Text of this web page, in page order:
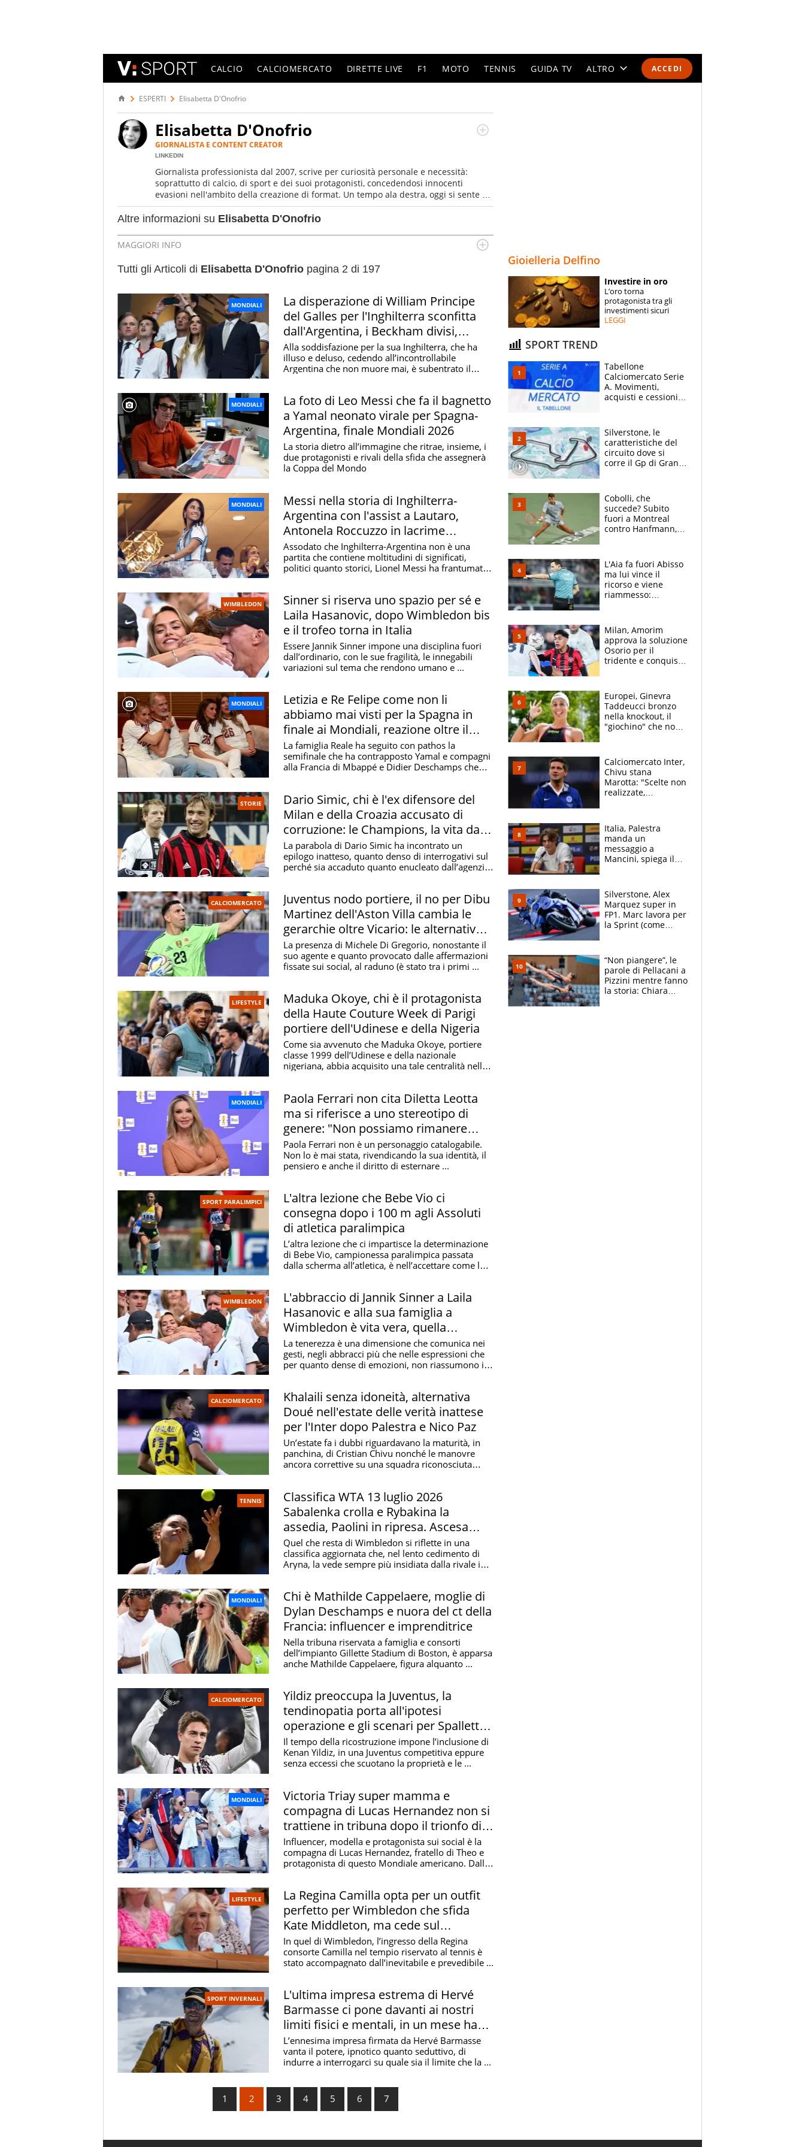
ACCEDI
CALCIO CALCIOMERCATO DIRETTE LIVE F1 MOTO TENNIS GUIDA TV ALTRO
SPECIALI
ESPERTI
ESPERTI Elisabetta D'Onofrio
Elisabetta D'Onofrio
GIORNALISTA E CONTENT CREATOR
LINKEDIN
Giornalista professionista dal 2007, scrive per curiosità personale e necessità:
soprattutto di calcio, di sport e dei suoi protagonisti, concedendosi innocenti
evasioni nell'ambito della creazione di format. Un tempo ala destra, oggi si sente a
suo agio nel ruolo di libero. Cura una classifica riservata dei migliori 5 calciatori di
sempre.
Altre informazioni su Elisabetta D'Onofrio
MAGGIORI INFO
Data di nascita:28-05-1976
Tutti gli Articoli di Elisabetta D'Onofrio pagina 2 di 197
MONDIALI
La disperazione di William Principe
del Galles per l'Inghilterra sconfitta
dall'Argentina, i Beckham divisi,
felicità Felipe
Alla soddisfazione per la sua Inghilterra, che ha
illuso e deluso, cedendo all’incontrollabile
Argentina che non muore mai, è subentrato il
MONDIALI
La foto di Leo Messi che fa il bagnetto
a Yamal neonato virale per Spagna-
Argentina, finale Mondiali 2026
La storia dietro all’immagine che ritrae, insieme, i
due protagonisti e rivali della sfida che assegnerà
la Coppa del Mondo
MONDIALI
Messi nella storia di Inghilterra-
Argentina con l'assist a Lautaro,
Antonela Roccuzzo in lacrime
nell'ultimo Mondiale (forse)
Assodato che Inghilterra-Argentina non è una
partita che contiene moltitudini di significati,
politici quanto storici, Lionel Messi ha frantumato
WIMBLEDON
Sinner si riserva uno spazio per sé e
Laila Hasanovic, dopo Wimbledon bis
e il trofeo torna in Italia
Essere Jannik Sinner impone una disciplina fuori
dall’ordinario, con le sue fragilità, le innegabili
variazioni sul tema che rendono umano e ...
MONDIALI
Letizia e Re Felipe come non li
abbiamo mai visti per la Spagna in
finale ai Mondiali, reazione oltre il
protocollo
La famiglia Reale ha seguito con pathos la
semifinale che ha contrapposto Yamal e compagni
alla Francia di Mbappé e Didier Deschamps che
STORIE
Dario Simic, chi è l'ex difensore del
Milan e della Croazia accusato di
corruzione: le Champions, la vita da
imprenditore e la famiglia
La parabola di Dario Simic ha incontrato un
epilogo inatteso, quanto denso di interrogativi sul
perché sia accaduto quanto enucleato dall’agenzia
CALCIOMERCATO
Juventus nodo portiere, il no per Dibu
Martinez dell'Aston Villa cambia le
gerarchie oltre Vicario: le alternative
da Milinkovic-Savic a De Gea
La presenza di Michele Di Gregorio, nonostante il
suo agente e quanto provocato dalle affermazioni
fissate sui social, al raduno (è stato tra i primi ...
LIFESTYLE
Maduka Okoye, chi è il protagonista
della Haute Couture Week di Parigi
portiere dell'Udinese e della Nigeria
Come sia avvenuto che Maduka Okoye, portiere
classe 1999 dell’Udinese e della nazionale
nigeriana, abbia acquisito una tale centralità nella
MONDIALI
Paola Ferrari non cita Diletta Leotta
ma si riferisce a uno stereotipo di
genere: "Non possiamo rimanere
zitte"
Paola Ferrari non è un personaggio catalogabile.
Non lo è mai stata, rivendicando la sua identità, il
pensiero e anche il diritto di esternare ...
SPORT PARALIMPICI
L'altra lezione che Bebe Vio ci
consegna dopo i 100 m agli Assoluti
di atletica paralimpica
L’altra lezione che ci impartisce la determinazione
di Bebe Vio, campionessa paralimpica passata
dalla scherma all’atletica, è nell’accettare come lo
WIMBLEDON
L'abbraccio di Jannik Sinner a Laila
Hasanovic e alla sua famiglia a
Wimbledon è vita vera, quella
tenerezza lo rende unico
La tenerezza è una dimensione che comunica nei
gesti, negli abbracci più che nelle espressioni che
per quanto dense di emozioni, non riassumono il
CALCIOMERCATO
Khalaili senza idoneità, alternativa
Doué nell'estate delle verità inattese
per l'Inter dopo Palestra e Nico Paz
Un’estate fa i dubbi riguardavano la maturità, in
panchina, di Cristian Chivu nonché le manovre
ancora correttive su una squadra riconosciuta
TENNIS
Classifica WTA 13 luglio 2026
Sabalenka crolla e Rybakina la
assedia, Paolini in ripresa. Ascesa
ceca con Muchova e Noskova
Quel che resta di Wimbledon si riflette in una
classifica aggiornata che, nel lento cedimento di
Aryna, la vede sempre più insidiata dalla rivale in
MONDIALI
Chi è Mathilde Cappelaere, moglie di
Dylan Deschamps e nuora del ct della
Francia: influencer e imprenditrice
Nella tribuna riservata a famiglia e consorti
dell’impianto Gillette Stadium di Boston, è apparsa
anche Mathilde Cappelaere, figura alquanto ...
CALCIOMERCATO
Yildiz preoccupa la Juventus, la
tendinopatia porta all'ipotesi
operazione e gli scenari per Spalletti e
il mercato
Il tempo della ricostruzione impone l’inclusione di
Kenan Yildiz, in una Juventus competitiva eppure
senza eccessi che scuotano la proprietà e le ...
MONDIALI
Victoria Triay super mamma e
compagna di Lucas Hernandez non si
trattiene in tribuna dopo il trionfo di
Francia-Marocco
Influencer, modella e protagonista sui social è la
compagna di Lucas Hernandez, fratello di Theo e
protagonista di questo Mondiale americano. Dalla
LIFESTYLE
La Regina Camilla opta per un outfit
perfetto per Wimbledon che sfida
Kate Middleton, ma cede sul
ventilatore
In quel di Wimbledon, l’ingresso della Regina
consorte Camilla nel tempio riservato al tennis è
stato accompagnato dall’inevitabile e prevedibile ...
SPORT INVERNALI
L'ultima impresa estrema di Hervé
Barmasse ci pone davanti ai nostri
limiti fisici e mentali, in un mese ha
scalato le vette d'Italia
L’ennesima impresa firmata da Hervé Barmasse
vanta il potere, ipnotico quanto seduttivo, di
indurre a interrogarci su quale sia il limite che la ...
1 2 3 4 5 6 7
Gioielleria Delfino
Investire in oro
L’oro torna
protagonista tra gli
investimenti sicuri
LEGGI
SPORT TREND
Tabellone
Calciomercato Serie
A. Movimenti,
acquisti e cessioni:
Silverstone, le
caratteristiche del
circuito dove si
corre il Gp di Gran
Cobolli, che
succede? Subito
fuori a Montreal
contro Hanfmann,
L'Aia fa fuori Abisso
ma lui vince il
ricorso e viene
riammesso:
Milan, Amorim
approva la soluzione
Osorio per il
tridente e conquista
Allegri
Europei, Ginevra
Taddeucci bronzo
nella knockout, il
"giochino" che non
Calciomercato Inter,
Chivu stana
Marotta: "Scelte non
realizzate,
squadra"
Italia, Palestra
manda un
messaggio a
Mancini, spiega il
l'alleanza con
Donnarumma
Silverstone, Alex
Marquez super in
FP1. Marc lavora per
la Sprint (come
“Non piangere”, le
parole di Pellacani a
Pizzini mentre fanno
la storia: Chiara